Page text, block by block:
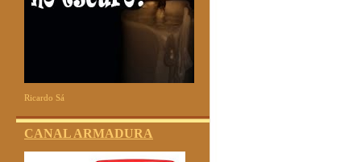
Ricardo Sá
CANAL ARMADURA